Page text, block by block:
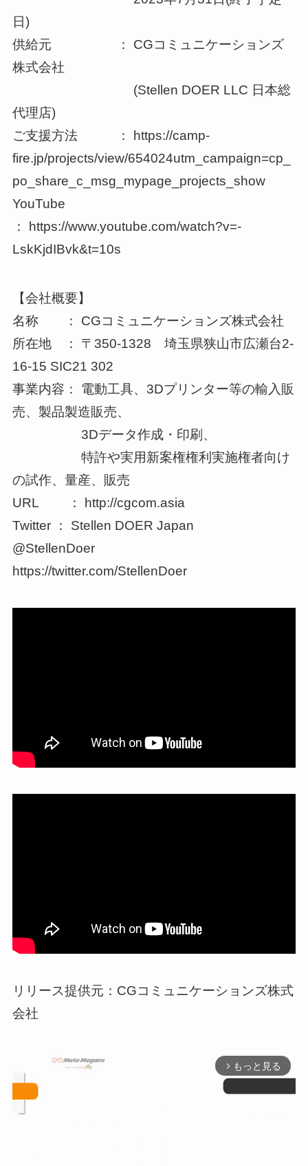
日)
供給元 ： CGコミュニケーションズ
株式会社
(Stellen DOER LLC 日本総
代理店)
ご支援方法 ： https://camp-
fire.jp/projects/view/654024utm_campaign=cp_
po_share_c_msg_mypage_projects_show
YouTube
： https://www.youtube.com/watch?v=-
LskKjdIBvk&t=10s
【会社概要】
名称 ： CGコミュニケーションズ株式会社
所在地 ： 〒350-1328 埼玉県狭山市広瀬台2-
16-15 SIC21 302
事業内容： 電動工具、3Dプリンター等の輸入販
売、製品製造販売、
3Dデータ作成・印刷、
特許や実用新案権権利実施権者向け
の試作、量産、販売
URL ： http://cgcom.asia
Twitter ： Stellen DOER Japan
@StellenDoer
https://twitter.com/StellenDoer
リリース提供元：CGコミュニケーションズ株式
会社
arrow_forward_ios もっと見る